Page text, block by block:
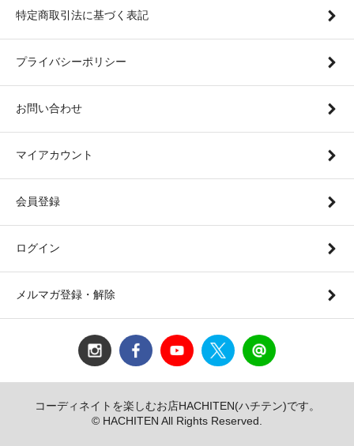
特定商取引法に基づく表記
プライバシーポリシー
お問い合わせ
マイアカウント
会員登録
ログイン
メルマガ登録・解除
コーディネイトを楽しむお店HACHITEN(ハチテン)です。
© HACHITEN All Rights Reserved.